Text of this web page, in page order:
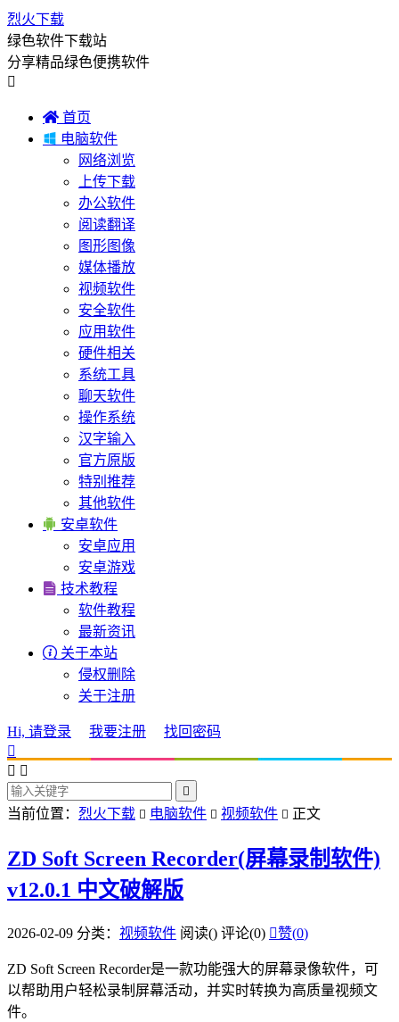
烈火下载
绿色软件下载站
分享精品绿色便携软件

 首页
 电脑软件
网络浏览
上传下载
办公软件
阅读翻译
图形图像
媒体播放
视频软件
安全软件
应用软件
硬件相关
系统工具
聊天软件
操作系统
汉字输入
官方原版
特别推荐
其他软件
 安卓软件
安卓应用
安卓游戏
 技术教程
软件教程
最新资讯
 关于本站
侵权删除
关于注册
Hi, 请登录 我要注册
找回密码

 

当前位置： 烈火下载  电脑软件  视频软件  正文
ZD Soft Screen Recorder(屏幕录制软件)
v12.0.1 中文破解版
2026-02-09 分类： 视频软件 阅读() 评论(0) 赞(0)
ZD Soft Screen Recorder是一款功能强大的屏幕录像软件，可
以帮助用户轻松录制屏幕活动，并实时转换为高质量视频文
件。